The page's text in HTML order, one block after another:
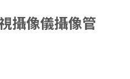
攝像儀攝像管